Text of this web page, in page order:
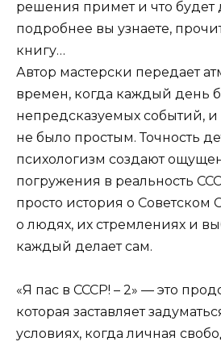
решения примет и что
подробнее вы узнаете,
книгу…
Автор мастерски передает
времен, когда каждый день
непредсказуемых событий,
не было простым. Точность
психологизм создают
погружения в реальность
просто история о Советском
о людях, их стремлениях и
каждый делает сам.
«Я пас в СССР! – 2» — это
которая заставляет
условиях, когда личная